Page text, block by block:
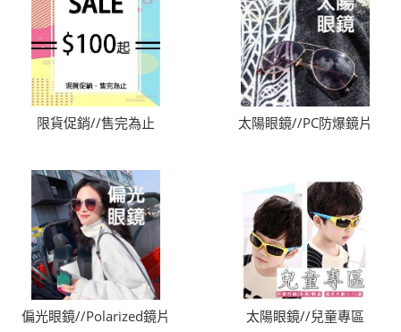
限貨促銷//售完為止 太陽眼鏡//PC防爆鏡片
偏光眼鏡//Polarized鏡片 太陽眼鏡//兒童專區